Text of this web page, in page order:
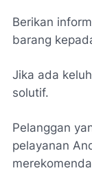
Berikan
barang
Jika ada
solutif.
Pelanggan
pelayanan